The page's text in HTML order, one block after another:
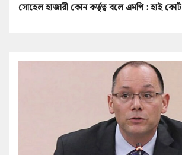
সোহেল হাজারী কোন কর্তৃত্ব বলে এমপি : হাই কোর্ট